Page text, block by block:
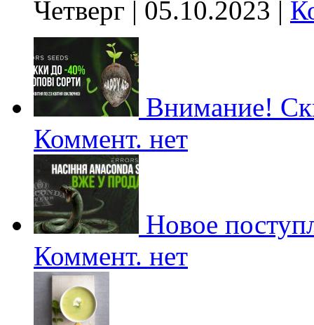
Четверг | 05.10.2023 |
Внимание!
Коммент. нет
Новое
Коммент. нет